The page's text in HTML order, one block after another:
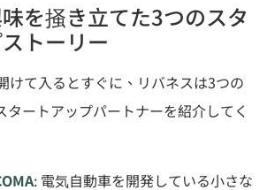
を掻き立てた3つのスタ
トーリー
けて入るとすぐに、リバネスは3つの
タートアップパートナーを紹介してく
: 電気自動車を開発している小さな